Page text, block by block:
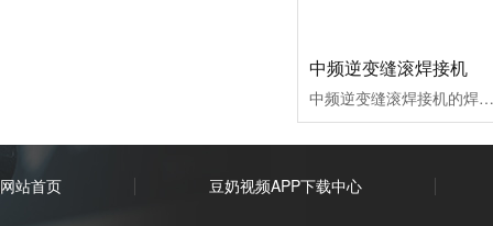
中频逆变缝滚焊接机
中频逆变缝滚焊接机的焊缝由一个焊点组成，按核心熔化重叠不同，分为滚点焊或气密缝焊。组成的各个焊点的形成过程，与点焊一样存在加压、加热熔化和冷却结晶三个阶段，但又与点焊有较大的区别。因为不可避免地存在分流现象，使焊接区电流场和热场的分布有自己的特点；而传递压力、通电加热的滚盘不断转动变换焊接位置，使电流场、热场的分布及熔化区结晶特点均与变换位置的速度有关。短路电流电流：20~160KA行业应用：油桶、罐头罐、暖气片、飞机和汽车油箱、火箭、导弹中密封容器的薄板焊接
网站首页 豆奶视频APP下载中心